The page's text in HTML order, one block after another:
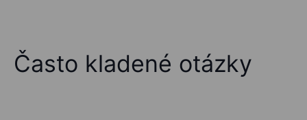
Často kladené otázky